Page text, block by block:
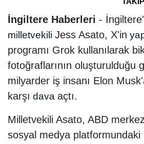
İngiltere Haberleri -
milletvekili Jess Asato, X'in
programı Grok kullanılarak
fotoğraflarının oluşturulduğu
milyarder iş insanı Elon
karşı dava açtı.
Milletvekili Asato, ABD
sosyal medya platformundaki